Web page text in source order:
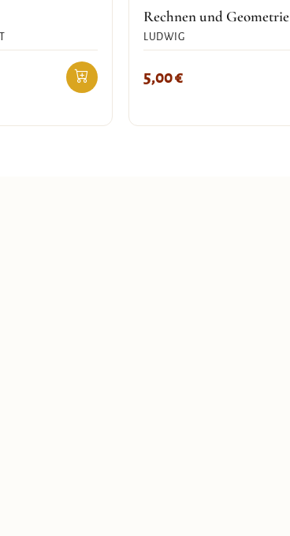
Rechnen und Geometrie
LUDWIG
5,00€